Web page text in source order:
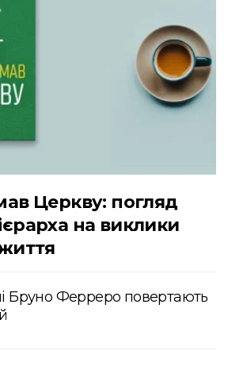
Церкву: погляд
на виклики
Бруно Ферреро повертають